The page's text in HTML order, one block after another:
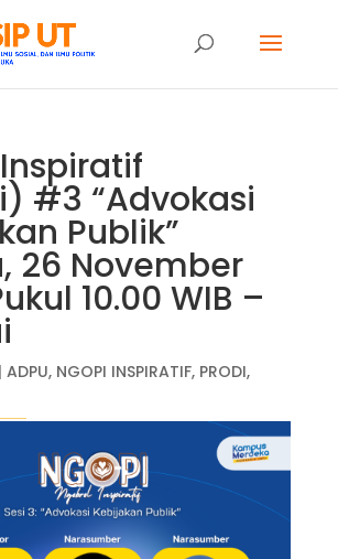
#3 “Advokasi
Publik”
26 November
10.00 WIB –
| ADPU, NGOPI INSPIRATIF, PRODI,